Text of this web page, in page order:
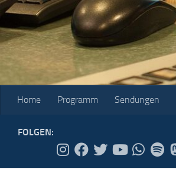
Home Programm Sendungen
FOLGEN: